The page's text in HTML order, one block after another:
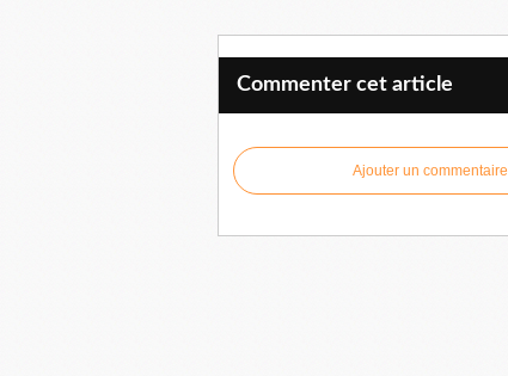
Commenter cet article
Ajouter un commentaire